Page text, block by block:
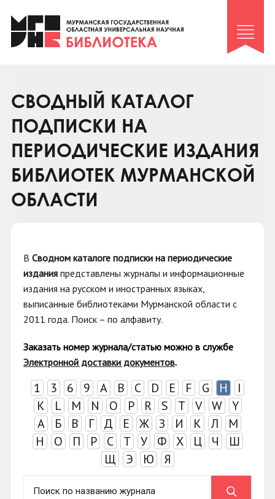
Клуб «Гиря и сельдерей»
Клуб «Семейный архив»
Коллегам
Контакты
СВОДНЫЙ КАТАЛОГ
ПОДПИСКИ НА
ПЕРИОДИЧЕСКИЕ ИЗДАНИЯ
БИБЛИОТЕК МУРМАНСКОЙ
ОБЛАСТИ
В Сводном каталоге подписки на периодические
издания представлены журналы и информационные
издания на русском и иностранных языках,
выписанные библиотеками Мурманской области с
2011 года. Поиск – по алфавиту.
Заказать номер журнала/статью можно в службе
Электронной доставки документов.
1 3 6 9 A B C D E F G H
I
K
L M N O P R S T V W
Y
А
Б В Г Д Е Ж З И К Л
М
Н
О П Р С Т У Ф Х Ц Ч
Ш
Щ
Э Ю Я